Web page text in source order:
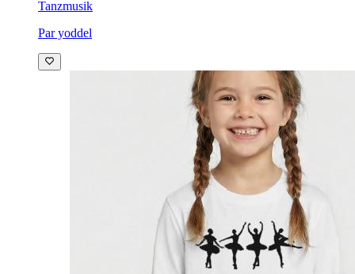
Tanzmusik
Par yoddel